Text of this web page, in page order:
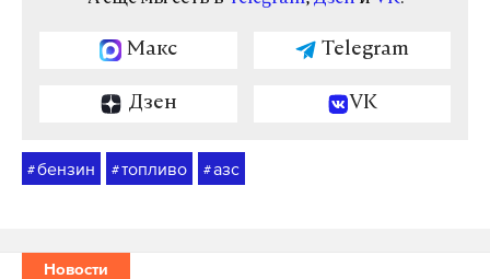
Макс Telegram
Дзен VK
#бензин #топливо #азс
Новости